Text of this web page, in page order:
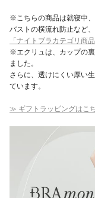
※こちらの商品は就寝中、
バストの横流れ防止など
「ナイトブラカテゴリ商品
※エクリュは、カップの
ました。
さらに、透けにくい厚い
ています。
≫ ギフトラッピングはこ